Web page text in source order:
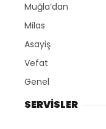
Muğla’dan
Milas
Asayiş
Vefat
Genel
SERVİSLER